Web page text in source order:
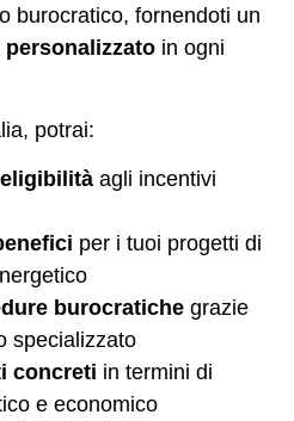
burocratico, fornendoti un
in ogni
potrai:
agli incentivi
per i tuoi progetti di
burocratiche grazie
specializzato
concreti in termini di
e economico